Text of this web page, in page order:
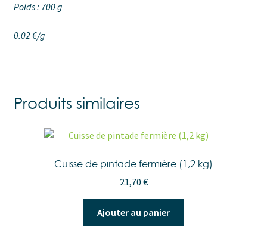
Poids : 700 g
0.02 €/g
Produits similaires
Cuisse de pintade fermière (1,2 kg)
21,70 €
Ajouter au panier